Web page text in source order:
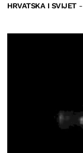
HRVATSKA I SVIJET -